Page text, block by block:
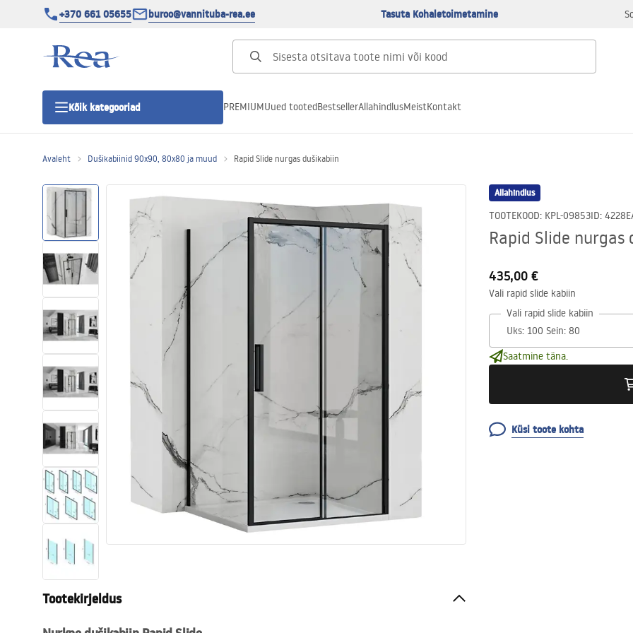
+370 661 05655 buroo@vannituba-rea.ee Tasuta Kohaletoimetamine
Kõik kategooriad
Duši uks
Vannitoa dušialused
Lineaarne duši äravool
Tualettruumid
Vajub ära
Vannid ja ekraanid
Vannitoa segistid
Vannitoas dušid
PREMIUMUued tootedBestsellerAllahindlusMeistKontakt
Avaleht Dušikabiinid 90x90, 80x80 ja muud Rapid Slide nurgas dušikabiin
Allahindlus
TOOTEKOOD: KPL-09853ID: 4228
Rapid Slide nurgas
435,00 €
Vali rapid slide kabiin
Vali rapid slide kabiin
Saatmine täna.
Küsi toote kohta
Tootekirjeldus